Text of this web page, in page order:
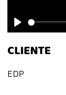
Play
CLIENTE
EDP